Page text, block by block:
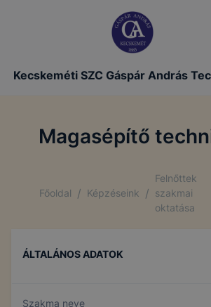
Kecskeméti SZC Gáspár András
Magasépítő
Főoldal / Képzéseink /
Felnőttek
szakmai
oktatása
ÁLTALÁNOS ADATOK
Szakma neve